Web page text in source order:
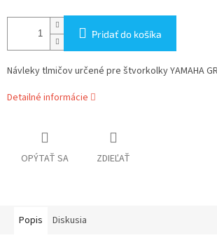
Pridať do košíka
Návleky tlmičov určené pre štvorkolky YAMAHA
Detailné informácie
OPÝTAŤ SA ZDIEĽAŤ
Popis Diskusia